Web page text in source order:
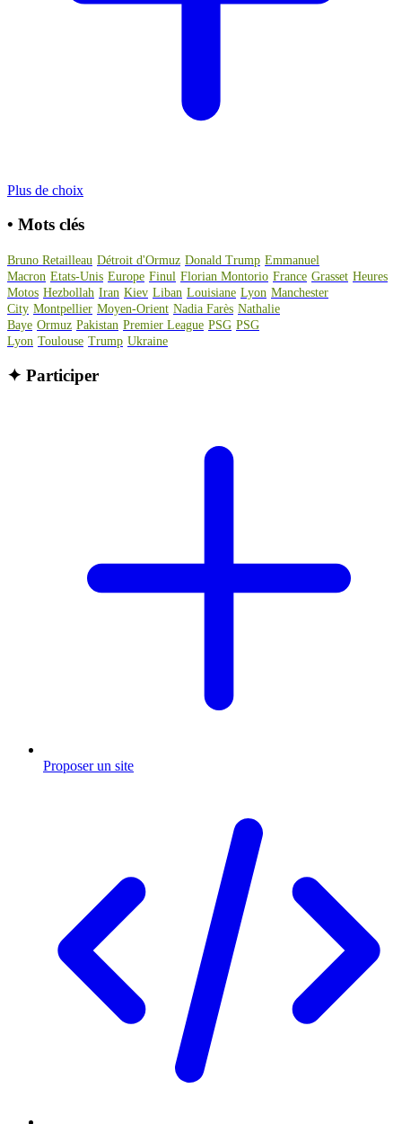
Plus de choix
• Mots clés
Bruno Retailleau Détroit d'Ormuz Donald Trump Emmanuel
Macron Etats-Unis Europe Finul Florian Montorio France Grasset Heures
Motos Hezbollah Iran Kiev Liban Louisiane Lyon Manchester
City Montpellier Moyen-Orient Nadia Farès Nathalie
Baye Ormuz Pakistan Premier League PSG PSG
Lyon Toulouse Trump Ukraine
✦ Participer
Proposer un site